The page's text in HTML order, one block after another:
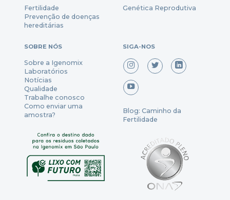
Fertilidade
Prevenção dedoenças
hereditárias
Genética Reprodutiva
SOBRE NÓS
Sobre a Igenomix
Laboratórios
Notícias
Qualidade
Trabalhe conosco
Como enviar uma
amostra?
SIGA-NOS
Blog: Caminho da
Fertilidade